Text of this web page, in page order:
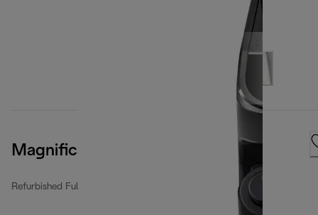
Magnifica Evo
Refurbished Fully Automatic Coffee Makers